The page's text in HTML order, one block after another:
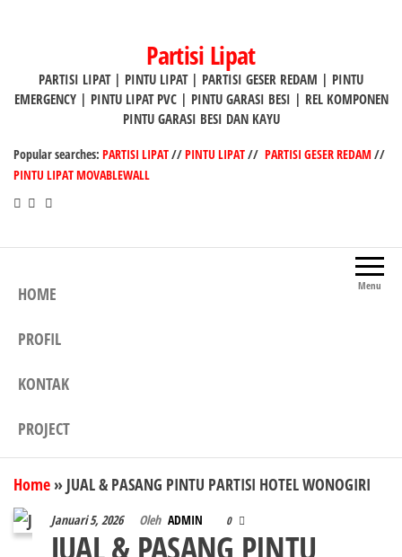
Partisi Lipat
PARTISI LIPAT | PINTU LIPAT | PARTISI GESER REDAM | PINTU
EMERGENCY | PINTU LIPAT PVC | PINTU GARASI BESI | REL KOMPONEN
PINTU GARASI BESI DAN KAYU
Popular searches: PARTISI LIPAT//PINTU LIPAT// PARTISI GESER REDAM//
PINTU LIPAT MOVABLEWALL
Menu
HOME
PROFIL
KONTAK
PROJECT
Home » JUAL & PASANG PINTU PARTISI HOTEL WONOGIRI
Januari 5, 2026 Oleh ADMIN 0